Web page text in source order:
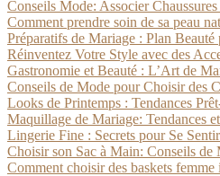
Conseils Mode: Associer
Comment prendre soin de sa peau
Préparatifs de Mariage : Plan
Réinventez Votre Style avec des
Gastronomie et Beauté : L’Art de
Conseils de Mode pour Choisir des
Looks de Printemps : Tendances
Maquillage de Mariage: Tendances
Lingerie Fine : Secrets pour Se
Choisir son Sac à Main: Conseils de
Comment choisir des baskets